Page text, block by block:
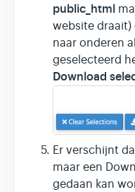
public_html
website draait)
naar onderen
geselecteerd
Download
Er verschijnt
maar een
gedaan kan